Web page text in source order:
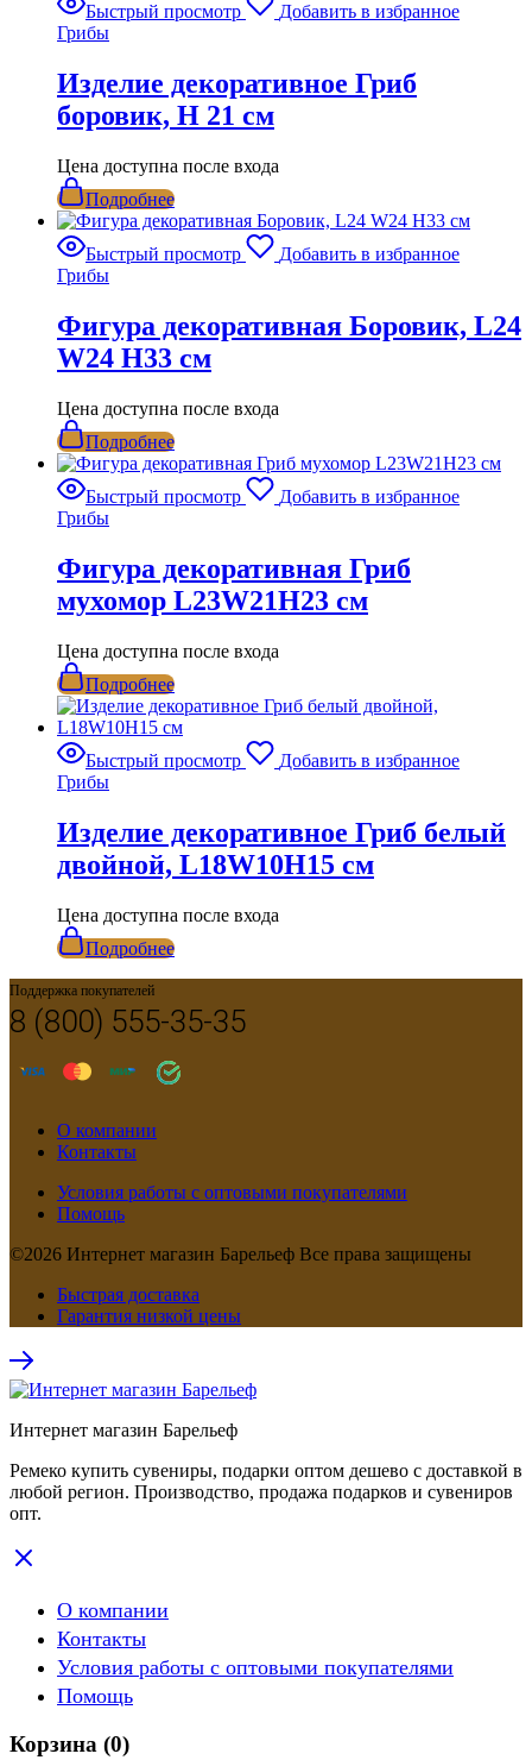
Быстрый просмотр
Добавить в избранное
Грибы
Изделие декоративное Гриб
боровик, H 21 см
Цена доступна после входа
Подробнее
Быстрый просмотр
Добавить в избранное
Грибы
Фигура декоративная Боровик, L24
W24 H33 см
Цена доступна после входа
Подробнее
Быстрый просмотр
Добавить в избранное
Грибы
Фигура декоративная Гриб
мухомор L23W21H23 см
Цена доступна после входа
Подробнее
Быстрый просмотр
Добавить в избранное
Грибы
Изделие декоративное Гриб белый
двойной, L18W10H15 см
Цена доступна после входа
Подробнее
Поддержка покупателей
8 (800) 555-35-35
О компании
Контакты
Условия работы с оптовыми покупателями
Помощь
©2026 Интернет магазин Барельеф Все права защищены
Быстрая доставка
Гарантия низкой цены
Интернет магазин Барельеф
Ремеко купить сувениры, подарки оптом дешево с доставкой в
любой регион. Производство, продажа подарков и сувениров
опт.
О компании
Контакты
Условия работы с оптовыми покупателями
Помощь
Корзина (0)